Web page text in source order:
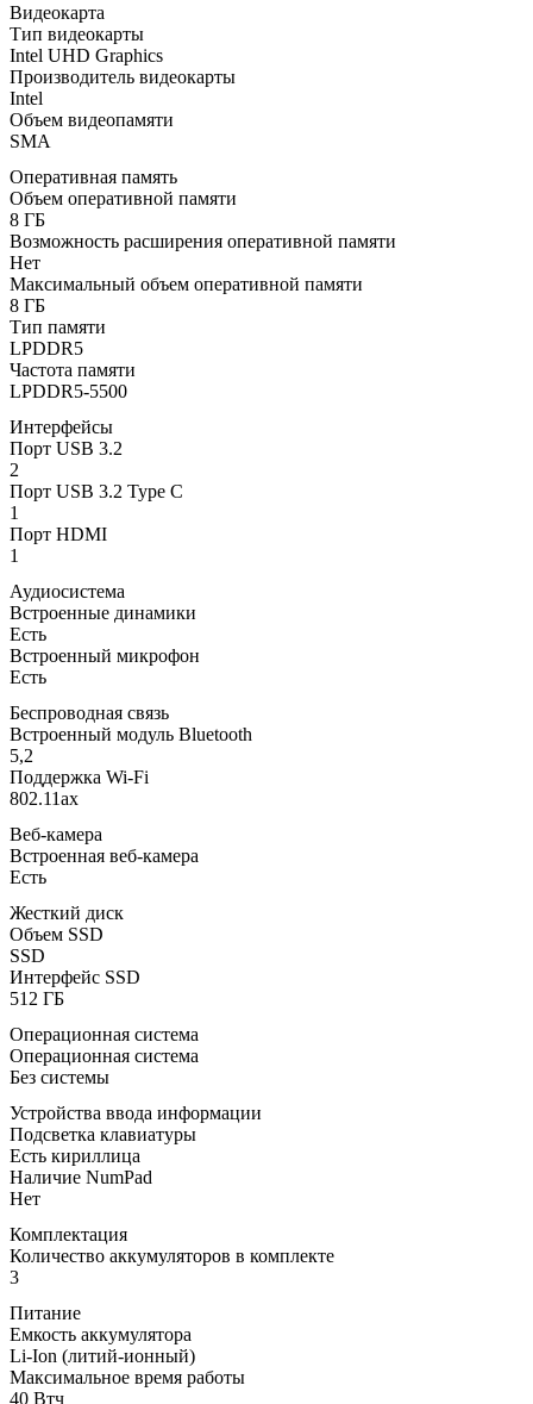
Видеокарта
Тип видеокарты
Intel UHD Graphics
Производитель видеокарты
Intel
Объем видеопамяти
SMA
Оперативная память
Объем оперативной памяти
8 ГБ
Возможность расширения оперативной памяти
Нет
Максимальный объем оперативной памяти
8 ГБ
Тип памяти
LPDDR5
Частота памяти
LPDDR5-5500
Интерфейсы
Порт USB 3.2
2
Порт USB 3.2 Type C
1
Порт HDMI
1
Аудиосистема
Встроенные динамики
Есть
Встроенный микрофон
Есть
Беспроводная связь
Встроенный модуль Bluetooth
5,2
Поддержка Wi-Fi
802.11ax
Веб-камера
Встроенная веб-камера
Есть
Жесткий диск
Объем SSD
SSD
Интерфейс SSD
512 ГБ
Операционная система
Операционная система
Без системы
Устройства ввода информации
Подсветка клавиатуры
Есть кириллица
Наличие NumPad
Нет
Комплектация
Количество аккумуляторов в комплекте
3
Питание
Емкость аккумулятора
Li-Ion (литий-ионный)
Максимальное время работы
40 Втч